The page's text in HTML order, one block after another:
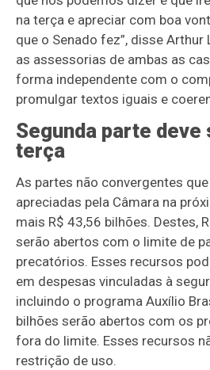
na terça e apreciar com boa
que o Senado fez”, disse Arthur
as assessorias de ambas as
forma independente com o
promulgar textos iguais e
Segunda parte deve
terça
As partes não convergentes
apreciadas pela Câmara na
mais R$ 43,56 bilhões. Destes,
serão abertos com o limite de
precatórios. Esses recursos
em despesas vinculadas à
incluindo o programa Auxílio
bilhões serão abertos com os
fora do limite. Esses recursos
restrição de uso.